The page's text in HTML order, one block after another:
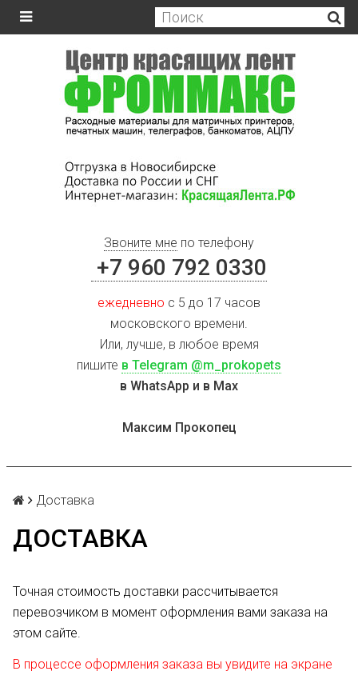
Звоните мне по телефону
+7 960 792 0330
ежедневно с 5 до 17 часов
московского времени.
Или, лучше, в любое время
пишите в Telegram @m_prokopets
в WhatsApp и в Max
Максим Прокопец
Доставка
ДОСТАВКА
Точная стоимость доставки рассчитывается
перевозчиком в момент оформления вами заказа на
этом сайте.
В процессе оформления заказа вы увидите на экране